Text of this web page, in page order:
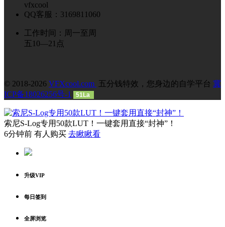
vfxcool
QQ客服：3169811060
工作时间：周一至周
五10—21点
© 2018-2026 VFXcool.com 五分钱特效，您身边的自学平台 冀
ICP备18026256号-1
51La
索尼S-Log专用50款LUT！一键套用直接“封神”！
6分钟前 有人购买 去瞅瞅看
升级VIP
每日签到
全屏浏览